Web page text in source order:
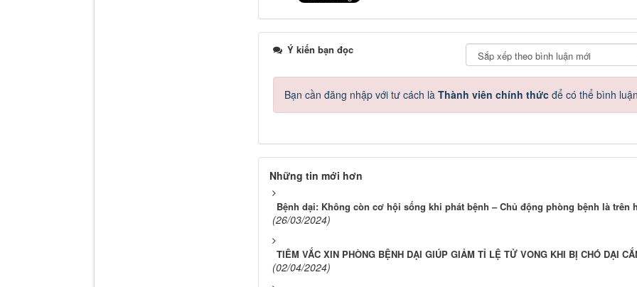
Ý kiến bạn đọc
Bạn cần đăng nhập với tư cách là Thành viên chính thứcđể có thể bình luận
Những tin mới hơn
Bệnh dại: Không còn cơ hội sống khi phát bệnh – Chủ động phòng bệnh là trên
(26/03/2024)
TIÊM VẮC XIN PHÒNG BỆNH DẠI GIÚP GIẢM TỈ LỆ TỬ VONG KHI BỊ CHÓ DẠI
(02/04/2024)